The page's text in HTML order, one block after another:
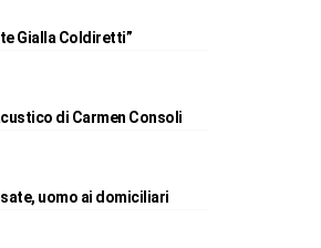
Gialla Coldiretti”
di Carmen Consoli
uomo ai domiciliari